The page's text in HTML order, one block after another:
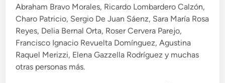
Abraham Bravo Morales, Ricardo Lombardero Calzón,
Charo Patricio, Sergio De Juan Sáenz, Sara María Rosa
Reyes, Delia Bernal Orta, Roser Cervera Parejo,
Francisco Ignacio Revuelta Domínguez, Agustina
Raquel Merizzi, Elena Gazzella Rodríguez y muchas
otras personas más.